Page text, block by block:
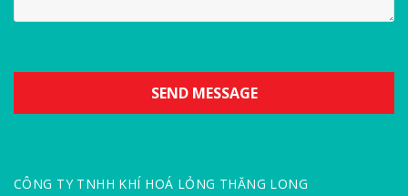
CÔNG TY TNHH KHÍ HOÁ LỎNG THĂNG LONG